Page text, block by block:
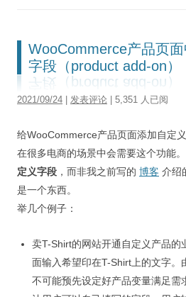
WooCommerce产品页
字段（product add-on）
2021/09/24 发表评论 | 5,351 人已阅
给WooCommerce产品页面添加自定
在很多电商的场景中会需要这个功能
定义字段 ，而非我之前写的 博客 介绍
是一个东西。
举几个例子：
卖T-Shirt的网站开通自定义产品的
面输入希望印在T-Shirt上的文字。
不可能预先设定好产品变量满足需